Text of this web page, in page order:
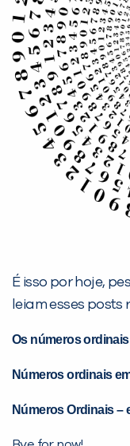
É isso por hoje,
leiam esses posts
Os números
Números ordinais
Números Ordinais –